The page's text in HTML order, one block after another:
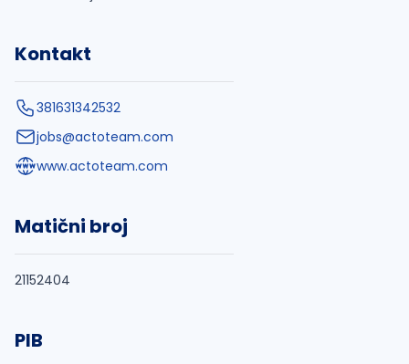
Kontakt
381631342532
jobs@actoteam.com
www.actoteam.com
Matični broj
21152404
PIB